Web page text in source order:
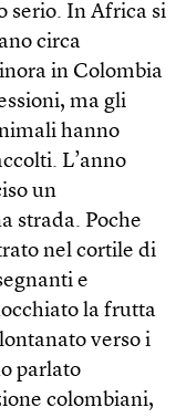
serio. In Africa si
circa
in Colombia
ma gli
hanno
L’anno
un
strada. Poche
nel cortile di
e
la frutta
verso i
parlato
colombiani,